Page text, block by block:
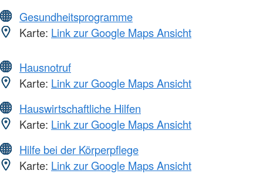
Gesundheitsprogramme
Karte: Link zur Google Maps Ansicht
Hausnotruf
Karte: Link zur Google Maps Ansicht
Hauswirtschaftliche Hilfen
Karte: Link zur Google Maps Ansicht
Hilfe bei der Körperpflege
Karte: Link zur Google Maps Ansicht